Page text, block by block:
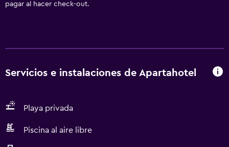
pagar al hacer check-out.
Servicios e instalaciones de Apartahotel
Playa privada
Piscina al aire libre